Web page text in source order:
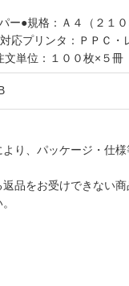
ー●規格：Ａ４（２１
応プリンタ：ＰＰＣ
単位：１００枚×５冊
り、パッケージ・仕
品をお受けできない商